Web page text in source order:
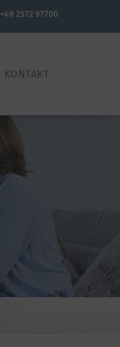
+49 2572 97700
KONTAKT